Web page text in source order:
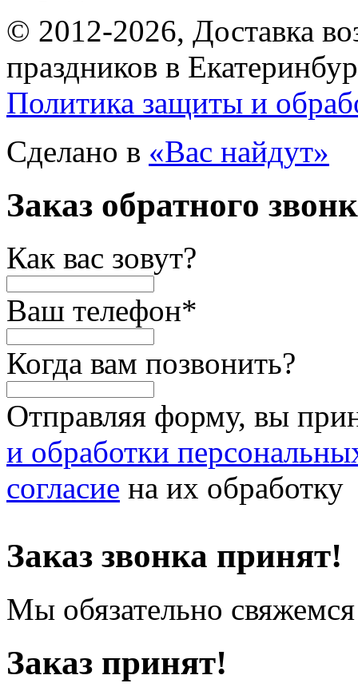
© 2012-2026, Доставка
праздников в
Политика защиты и
Сделано в «Вас найдут»
Заказ обратного
Как вас зовут?
Ваш телефон*
Когда вам позвонить?
Отправляя форму, вы
и обработки
согласие на их обработку
Заказ звонка принят!
Мы обязательно
Заказ принят!